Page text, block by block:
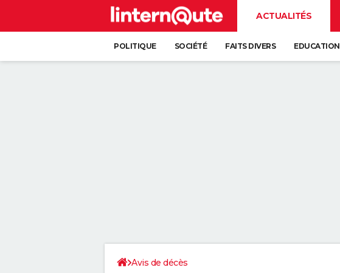
ACTUALITÉS
POLITIQUE SOCIÉTÉ FAITS DIVERS EDUCATION
Avis de décès